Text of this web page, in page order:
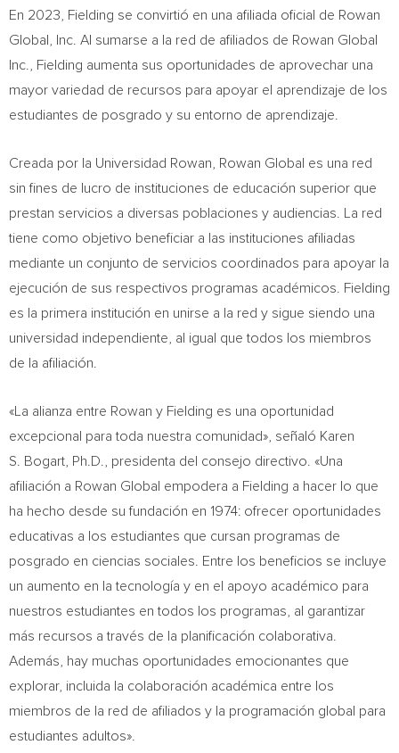
En 2023, Fielding se convirtió en una afiliada oficial de Rowan
Global, Inc. Al sumarse a la red de afiliados de Rowan Global
Inc., Fielding aumenta sus oportunidades de aprovechar una
mayor variedad de recursos para apoyar el aprendizaje de los
estudiantes de posgrado y su entorno de aprendizaje.
Creada por la Universidad Rowan, Rowan Global es una red
sin fines de lucro de instituciones de educación superior que
prestan servicios a diversas poblaciones y audiencias. La red
tiene como objetivo beneficiar a las instituciones afiliadas
mediante un conjunto de servicios coordinados para apoyar la
ejecución de sus respectivos programas académicos. Fielding
es la primera institución en unirse a la red y sigue siendo una
universidad independiente, al igual que todos los miembros
de la afiliación.
«La alianza entre Rowan y Fielding es una oportunidad
excepcional para toda nuestra comunidad», señaló Karen
S. Bogart, Ph.D., presidenta del consejo directivo. «Una
afiliación a Rowan Global empodera a Fielding a hacer lo que
ha hecho desde su fundación en 1974: ofrecer oportunidades
educativas a los estudiantes que cursan programas de
posgrado en ciencias sociales. Entre los beneficios se incluye
un aumento en la tecnología y en el apoyo académico para
nuestros estudiantes en todos los programas, al garantizar
más recursos a través de la planificación colaborativa.
Además, hay muchas oportunidades emocionantes que
explorar, incluida la colaboración académica entre los
miembros de la red de afiliados y la programación global para
estudiantes adultos».